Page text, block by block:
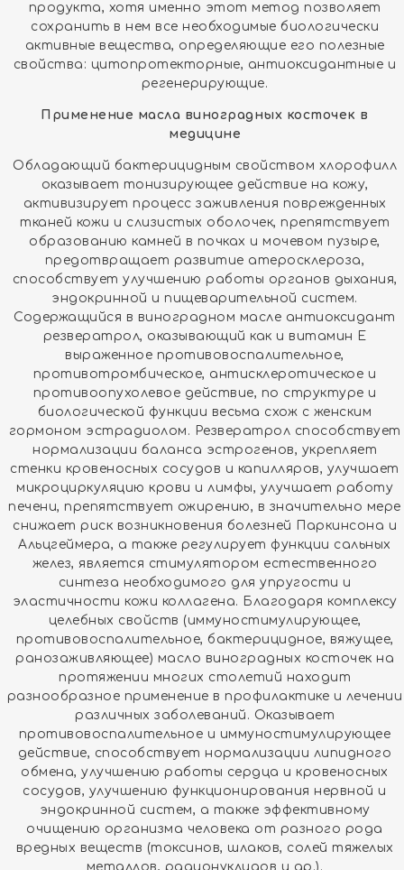
продукта, хотя именно этот метод позволяет
сохранить в нем все необходимые биологически
активные вещества, определяющие его полезные
свойства: цитопротекторные, антиоксидантные и
регенерирующие.
Применение масла виноградных косточек в
медицине
Обладающий бактерицидным свойством хлорофилл
оказывает тонизирующее действие на кожу,
активизирует процесс заживления поврежденных
тканей кожи и слизистых оболочек, препятствует
образованию камней в почках и мочевом пузыре,
предотвращает развитие атеросклероза,
способствует улучшению работы органов дыхания,
эндокринной и пищеварительной систем.
Содержащийся в виноградном масле антиоксидант
резвератрол, оказывающий как и витамин Е
выраженное противовоспалительное,
противотромбическое, антисклеротическое и
противоопухолевое действие, по структуре и
биологической функции весьма схож с женским
гормоном эстрадиолом. Резвератрол способствует
нормализации баланса эстрогенов, укрепляет
стенки кровеносных сосудов и капилляров, улучшает
микроциркуляцию крови и лимфы, улучшает работу
печени, препятствует ожирению, в значительно мере
снижает риск возникновения болезней Паркинсона и
Альцгеймера, а также регулирует функции сальных
желез, является стимулятором естественного
синтеза необходимого для упругости и
эластичности кожи коллагена. Благодаря комплексу
целебных свойств (иммуностимулирующее,
противовоспалительное, бактерицидное, вяжущее,
ранозаживляющее) масло виноградных косточек на
протяжении многих столетий находит
разнообразное применение в профилактике и лечении
различных заболеваний. Оказывает
противовоспалительное и иммуностимулирующее
действие, способствует нормализации липидного
обмена, улучшению работы сердца и кровеносных
сосудов, улучшению функционирования нервной и
эндокринной систем, а также эффективному
очищению организма человека от разного рода
вредных веществ (токсинов, шлаков, солей тяжелых
металлов, радионуклидов и др.).